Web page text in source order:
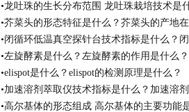
•龙吐珠的生长分布范围 龙吐珠栽培技术是
•芥菜头的形态特征是什么？芥菜头的产地
•闭循环低温真空探针台技术指标是什么？
•左旋酵素是什么？左旋酵素的作用是什么？
•elispot是什么？elispot的检测原理是什么？
•加速溶剂萃取仪技术指标是什么？加速溶
•高尔基体的形态组成 高尔基体的主要功能